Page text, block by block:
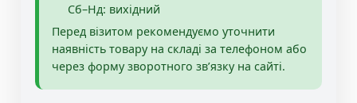
Сб–Нд: вихідний
Перед візитом рекомендуємо уточнити
наявність товару на складі за телефоном або
через форму зворотного зв’язку на сайті.